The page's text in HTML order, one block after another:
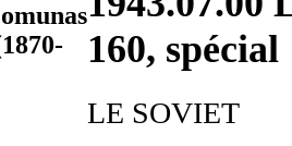
160, spécial
LE SOVIET